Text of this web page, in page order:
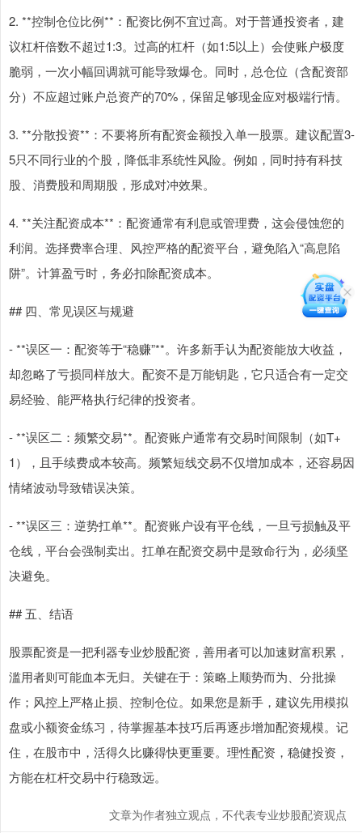
2. **控制仓位比例**：配资比例不宜过高。对于普通投资者，建
议杠杆倍数不超过1:3。过高的杠杆（如1:5以上）会使账户极度
脆弱，一次小幅回调就可能导致爆仓。同时，总仓位（含配资部
分）不应超过账户总资产的70%，保留足够现金应对极端行情。
3. **分散投资**：不要将所有配资金额投入单一股票。建议配置3-
5只不同行业的个股，降低非系统性风险。例如，同时持有科技
股、消费股和周期股，形成对冲效果。
4. **关注配资成本**：配资通常有利息或管理费，这会侵蚀您的
利润。选择费率合理、风控严格的配资平台，避免陷入“高息陷
阱”。计算盈亏时，务必扣除配资成本。
## 四、常见误区与规避
- **误区一：配资等于“稳赚”**。许多新手认为配资能放大收益，
却忽略了亏损同样放大。配资不是万能钥匙，它只适合有一定交
易经验、能严格执行纪律的投资者。
- **误区二：频繁交易**。配资账户通常有交易时间限制（如T+
1），且手续费成本较高。频繁短线交易不仅增加成本，还容易因
情绪波动导致错误决策。
- **误区三：逆势扛单**。配资账户设有平仓线，一旦亏损触及平
仓线，平台会强制卖出。扛单在配资交易中是致命行为，必须坚
决避免。
## 五、结语
股票配资是一把利器专业炒股配资，善用者可以加速财富积累，
滥用者则可能血本无归。关键在于：策略上顺势而为、分批操
作；风控上严格止损、控制仓位。如果您是新手，建议先用模拟
盘或小额资金练习，待掌握基本技巧后再逐步增加配资规模。记
住，在股市中，活得久比赚得快更重要。理性配资，稳健投资，
方能在杠杆交易中行稳致远。
文章为作者独立观点，不代表专业炒股配资观点